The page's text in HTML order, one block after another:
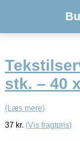
stk. – 40
(Læs mere)
37 kr. (Vis fragtpris)